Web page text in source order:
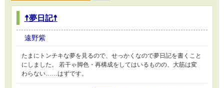
☨夢日記☨
遠野紫
たまにトンチキな夢を見るので、せっかくなので夢日記を書くこと
にしました。 若干ゃ脚色・再構成をしてはいるものの、大筋は変
わらない……はずです。